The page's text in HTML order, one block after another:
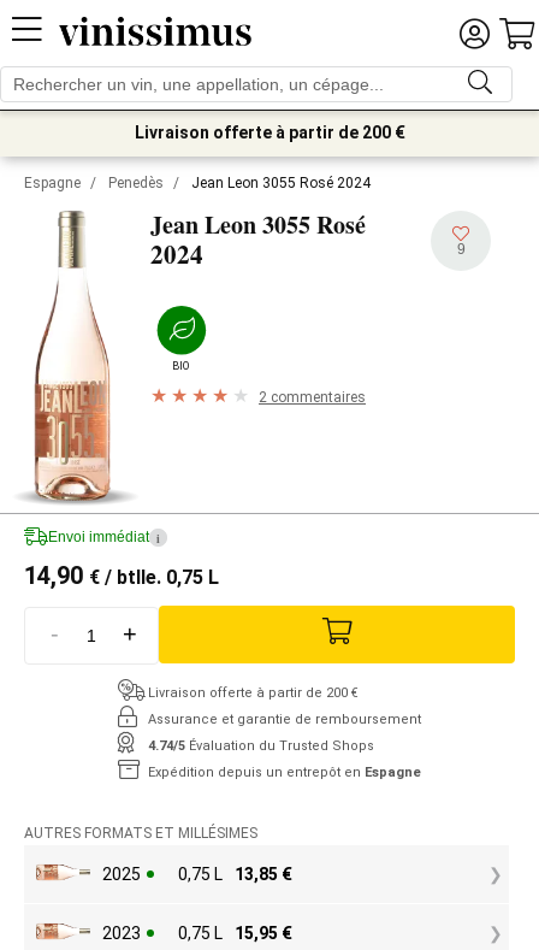
Livraison offerte à partir de 200 €
Espagne / Penedès / Jean Leon 3055 Rosé 2024
Jean Leon 3055 Rosé
2024 9
BIO
2 commentaires
Envoi immédiat i
14,90 € / btlle. 0,75 L
- +
Livraison offerte à partir de 200 €
Assurance et garantie de remboursement
4.74/5 Évaluation du Trusted Shops
Expédition depuis un entrepôt en Espagne
AUTRES FORMATS ET MILLÉSIMES
2025 0,75 L 13,85 €
2023 0,75 L 15,95 €